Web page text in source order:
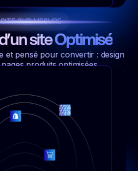
SITE SUR MESURE
siteOptimisé
et pensé pour convertir : design
produits optimisées.